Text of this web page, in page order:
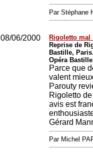
Par Stéphane
08/06/2000
Rigoletto mal
Reprise de
Bastille,
Opéra
Parce que
valent
Parouty
Rigoletto
avis est
Gérard
Par Michel